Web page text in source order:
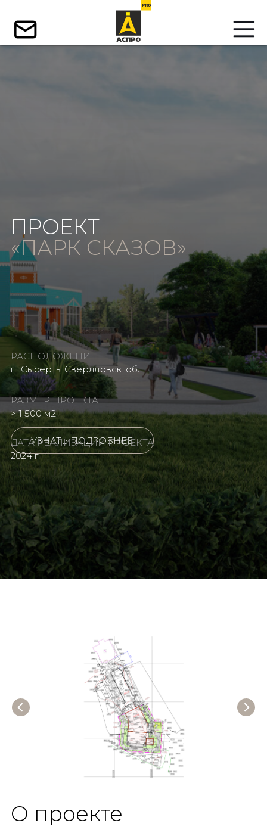
ПРОЕКТ
«ПАРК СКАЗОВ»
УЗНАТЬ ПОДРОБНЕЕ
РАСПОЛОЖЕНИЕ
п. Сысерть, Свердловск. обл.
РАЗМЕР ПРОЕКТА
> 1 500 м2
ДАТА РЕАЛИЗАЦИИ ПРОЕКТА
2024 г.
О проекте